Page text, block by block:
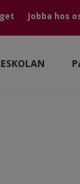
Jobba hos